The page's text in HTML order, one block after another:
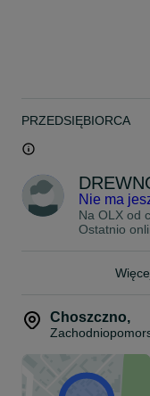
- słupy nośne 12 cm
- montaż płatny
drewnol.com
Zapraszamy na inne
drewnol.com
Wykonujemy inne
PRZEDSIĘBIORCA
Nie ma
Na OLX od
Ostatnio
Choszczno,